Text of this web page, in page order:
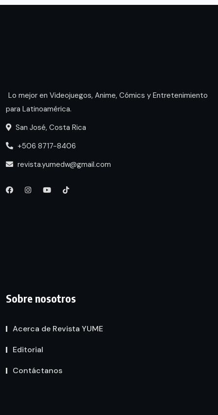
Lo mejor en Videojuegos, Anime, Cómics y Entretenimiento
para Latinoamérica.
San José, Costa Rica
+506 8717-8406
revista.yumedw@gmail.com
Sobre nosotros
Acerca de Revista YUME
Editorial
Contáctanos